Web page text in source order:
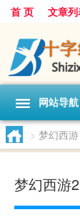
首 页 文章
网站导航
> 梦幻西游
梦幻西游